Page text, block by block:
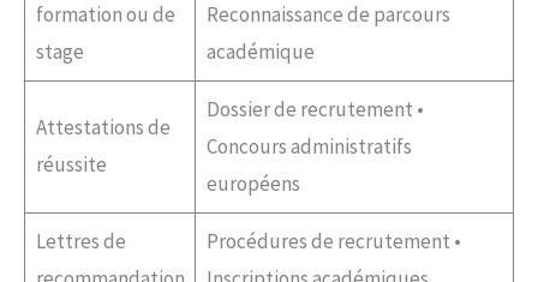
formation ou de
stage
Reconnaissance de parcours
académique
Attestations de
réussite
Dossier de recrutement •
Concours administratifs
européens
Lettres de
Procédures de recrutement •